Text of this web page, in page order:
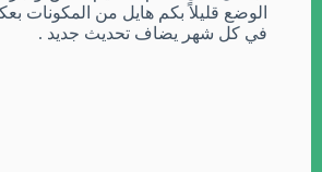
الوضع قليلاً بكم هايل من المكونات
في كل شهر يضاف تحديث جديد .